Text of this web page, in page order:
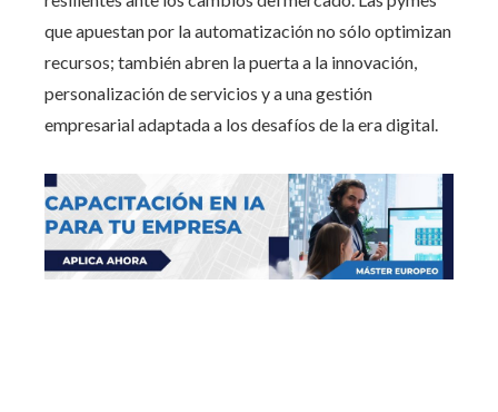
que apuestan por la automatización no sólo optimizan
recursos; también abren la puerta a la innovación,
personalización de servicios y a una gestión
empresarial adaptada a los desafíos de la era digital.